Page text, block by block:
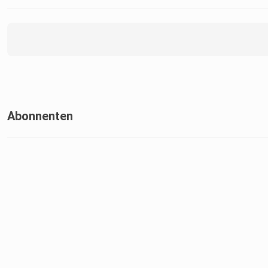
Abonnenten